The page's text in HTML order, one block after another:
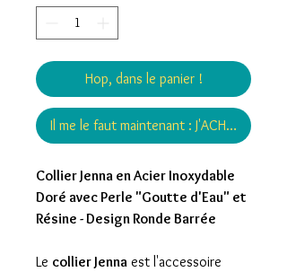
Hop, dans le panier !
Il me le faut maintenant : J'ACHÈTE !
Collier Jenna en Acier Inoxydable
Doré avec Perle "Goutte d'Eau" et
Résine - Design Ronde Barrée
Le collier Jenna est l'accessoire